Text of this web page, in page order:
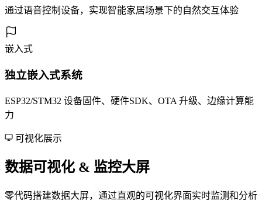
通过语音控制设备，实现智能家居场景下的自然交互体验
嵌入式
独立嵌入式系统
ESP32/STM32 设备固件、硬件SDK、OTA 升级、边缘计算能
力
可视化展示
数据可视化 & 监控大屏
零代码搭建数据大屏，通过直观的可视化界面实时监测和分析